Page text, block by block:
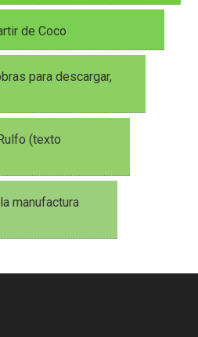
de Coco
para descargar,
(texto
manufactura